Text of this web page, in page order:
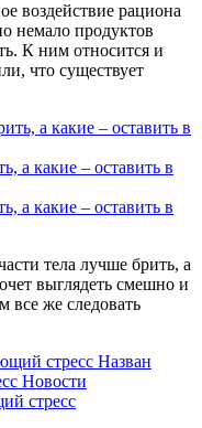
воздействие рациона
немало продуктов
К ним относится и
что существует
а какие – оставить в
а какие – оставить в
тела лучше брить, а
выглядеть смешно и
все же следовать
Назван
Новости
стресс